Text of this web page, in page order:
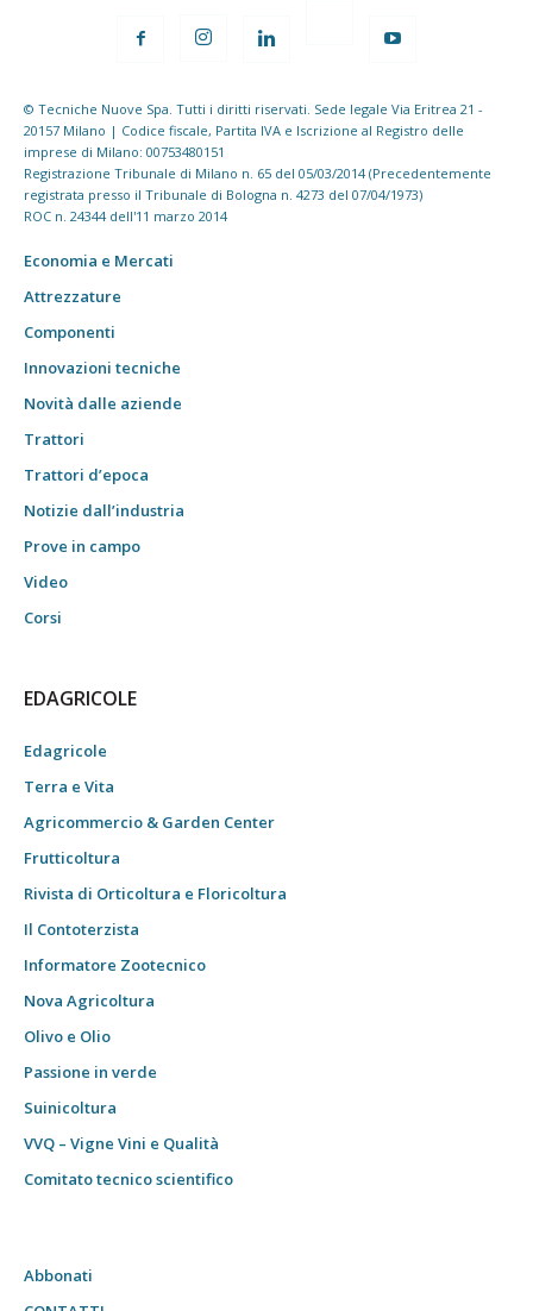
© Tecniche Nuove Spa. Tutti i diritti riservati. Sede legale Via Eritrea 21 -
20157 Milano | Codice fiscale, Partita IVA e Iscrizione al Registro delle
imprese di Milano: 00753480151
Registrazione Tribunale di Milano n. 65 del 05/03/2014 (Precedentemente
registrata presso il Tribunale di Bologna n. 4273 del 07/04/1973)
ROC n. 24344 dell'11 marzo 2014
Economia e Mercati
Attrezzature
Componenti
Innovazioni tecniche
Novità dalle aziende
Trattori
Trattori d’epoca
Notizie dall’industria
Prove in campo
Video
Corsi
EDAGRICOLE
Edagricole
Terra e Vita
Agricommercio & Garden Center
Frutticoltura
Rivista di Orticoltura e Floricoltura
Il Contoterzista
Informatore Zootecnico
Nova Agricoltura
Olivo e Olio
Passione in verde
Suinicoltura
VVQ – Vigne Vini e Qualità
Comitato tecnico scientifico
Abbonati